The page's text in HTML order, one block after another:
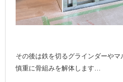
その後は鉄を切るグラインダーや
慎重に骨組みを解体します…